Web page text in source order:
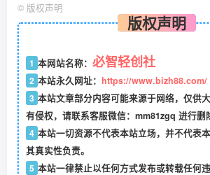
© 版权声明
版权声明
1 本网站名称： 必智轻创社
2 本站永久网址： https://www.bizh88.com/
3 本站文章部分内容可能来源于网络，仅供
有侵权，请联系客服微信：mm81zgq 进行删
4 本站一切资源不代表本站立场，并不代表
其真实性负责。
5 本站一律禁止以任何方式发布或转载任何